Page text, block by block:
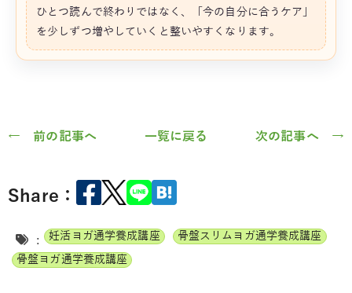
ひとつ読んで終わりではなく、「今の自分に合うケア」
を少しずつ増やしていくと整いやすくなります。
← 前の記事へ 一覧に戻る 次の記事へ →
Share：
: 妊活ヨガ通学養成講座
骨盤スリムヨガ通学養成講座
骨盤ヨガ通学養成講座